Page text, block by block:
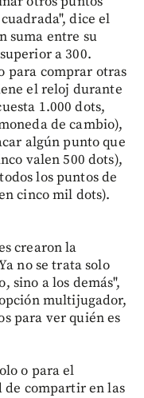
dice el
suma entre su
a 300.
para comprar otras
el reloj durante
1.000 dots,
de cambio),
algún punto que
valen 500 dots),
los puntos de
cinco mil dots).
crearon la
no se trata solo
sino a los demás",
multijugador,
para ver quién es
o para el
compartir en las